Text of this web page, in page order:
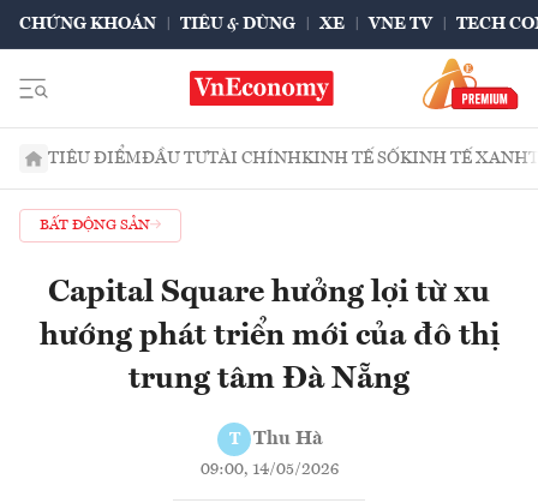
CHỨNG KHOÁN TIÊU & DÙNG XE VNE TV TECH
TIÊU ĐIỂMĐẦU TƯTÀI CHÍNHKINH TẾ SỐKINH TẾ XANH
BẤT ĐỘNG SẢN
Capital Square hưởng lợi từ xu
hướng phát triển mới của đô thị
trung tâm Đà Nẵng
T Thu Hà
09:00, 14/05/2026